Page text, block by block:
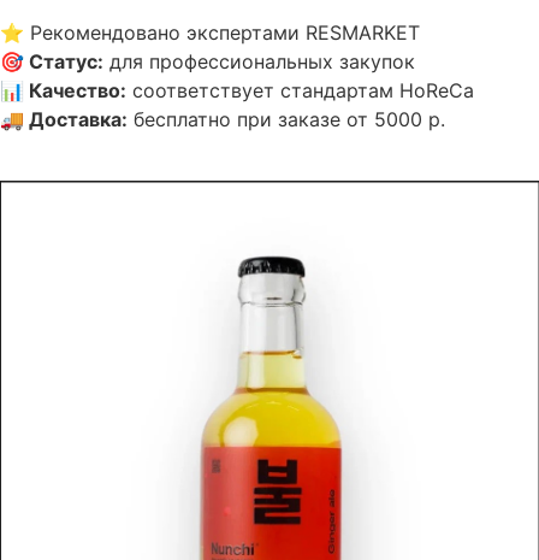
⭐ Рекомендовано экспертами RESMARKET
🎯 Статус: для профессиональных закупок
📊 Качество: соответствует стандартам HoReCa
🚚 Доставка: бесплатно при заказе от 5000 р.